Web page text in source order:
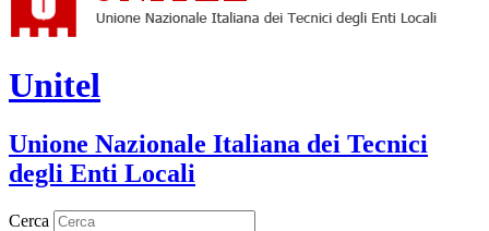
Unitel
Unione Nazionale Italiana dei Tecnici
degli Enti Locali
Cerca